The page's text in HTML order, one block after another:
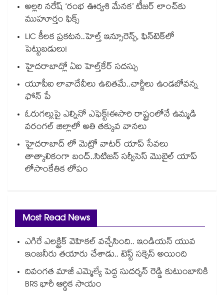
అల్లరి నరేష్ ‘రంభ ఊర్వశి మేనక’ టీజర్ లాంచ్‌కు
ముహూర్తం ఫిక్స్
LIC కీలక ప్రకటన..హెల్త్ ఇన్సూరెన్స్, ఫిన్‌టెక్‌లో
పెట్టుబడులు!
హైదరాబాద్లో ఏఐ హెల్త్‌‌‌‌‌‌‌‌‌‌‌‌‌‌‌‌‌‌‌‌‌‌‌‌‌‌‌‌‌‌‌‌కేర్ సదస్సు
యూపీఐ లావాదేవీలు ఉచితమే..చార్జీలు ఉండబోవన్న
ఫోన్ పే
ఓరుగల్లుపై ఎల్నినో ఎఫెక్ట్!ఈసారి రాష్ట్రంలోనే ఉమ్మడి
వరంగల్ జిల్లాలో అతి తక్కువ వానలు
హైదరాబాద్ లో మెట్రో వాటర్‌‌ యాప్ సేవలు
తాత్కాలికంగా బంద్..సిటిజన్ సర్వీసెస్ మొబైల్ యాప్
లోసాంకేతిక లోపం
Most Read News
ఎగిరే ఎలక్ట్రిక్ వెహికల్ వచ్చేసింది.. ఇండియన్ యువ
ఇంజనీరు తయారు చేశాడు.. టెస్ట్ సక్సెస్ అయింది
దివంగత మాజీ ఎమ్మెల్యే పెద్ద సుదర్శన్ రెడ్డి కుటుంబానికి
BRS భారీ ఆర్థిక సాయం